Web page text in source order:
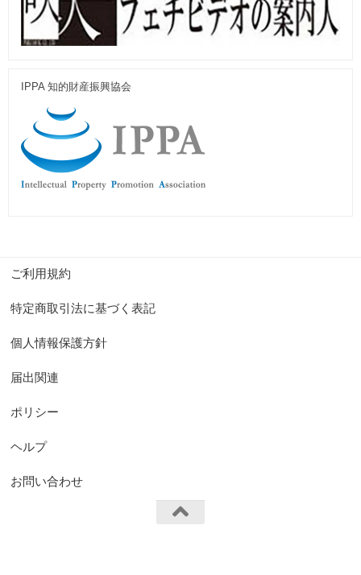
IPPA 知的財産振興協会
ご利用規約
特定商取引法に基づく表記
個人情報保護方針
届出関連
ポリシー
ヘルプ
お問い合わせ